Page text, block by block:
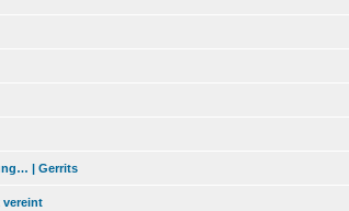
| Gerrits
vereint